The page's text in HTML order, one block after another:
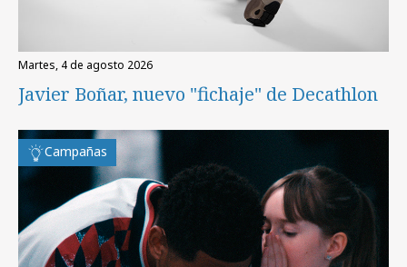
martes, 4 de agosto 2026
Javier Boñar, nuevo "fichaje" de Decathlon
Campañas